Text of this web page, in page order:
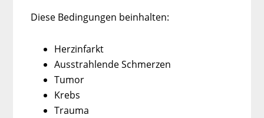
Diese Bedingungen beinhalten:
Herzinfarkt
Ausstrahlende Schmerzen
Tumor
Krebs
Trauma